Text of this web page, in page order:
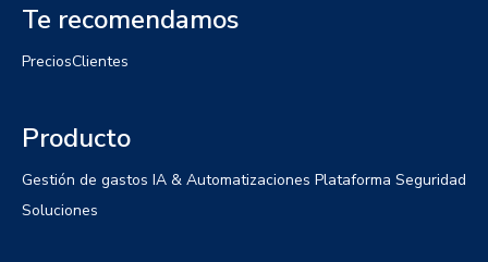
Te recomendamos
PreciosClientes
Producto
Gestión de gastos IA & Automatizaciones Plataforma Seguridad
Soluciones